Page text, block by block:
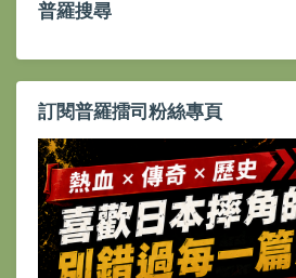
普羅搜尋
訂閱普羅擂司粉絲專頁